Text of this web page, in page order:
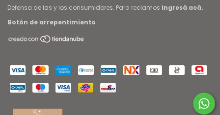
Defensa de las y los consumidores. Para reclamos ingresá acá.
Botón de arrepentimiento